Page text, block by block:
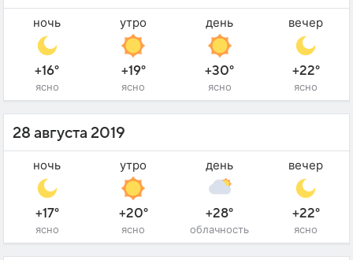
ночь
+16°
ясно
утро
+19°
ясно
день
+30°
ясно
вечер
+22°
ясно
28 августа 2019
ночь
+17°
ясно
утро
+20°
ясно
день
+28°
облачность
вечер
+22°
ясно